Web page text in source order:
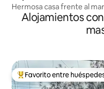
Alojamientos
Favorito entre los
Favorito entre